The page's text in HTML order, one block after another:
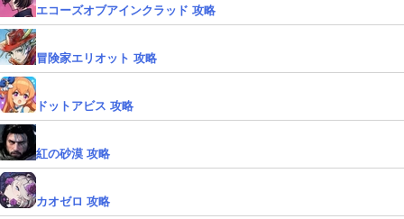
エコーズオブアインクラッド 攻略
冒険家エリオット 攻略
ドットアビス 攻略
紅の砂漠 攻略
カオゼロ 攻略